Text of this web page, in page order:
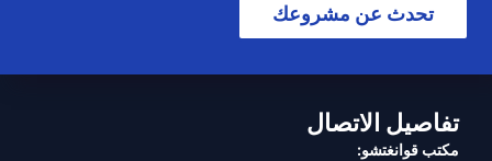
تحدث عن مشروعك
تفاصيل الاتصال
مكتب قوانغتشو: